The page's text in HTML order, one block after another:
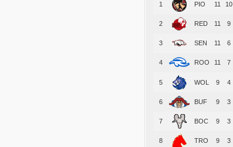
1 PIO 11 10
2 RED 11 9
3 SEN 11 6
4 ROO 11 7
5 WOL 9 4
6 BUF 9 3
7 BOC 9 3
8 TRO 9 3